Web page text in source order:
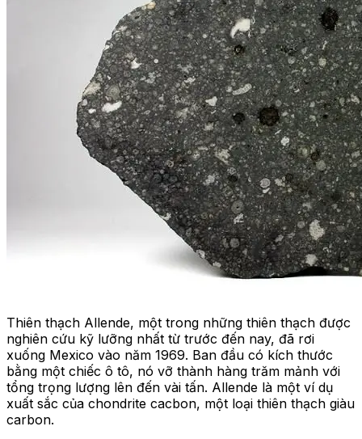
Thiên thạch Allende, một trong những thiên thạch được
nghiên cứu kỹ lưỡng nhất từ trước đến nay, đã rơi
xuống Mexico vào năm 1969. Ban đầu có kích thước
bằng một chiếc ô tô, nó vỡ thành hàng trăm mảnh với
tổng trọng lượng lên đến vài tấn. Allende là một ví dụ
xuất sắc của chondrite cacbon, một loại thiên thạch giàu
carbon.